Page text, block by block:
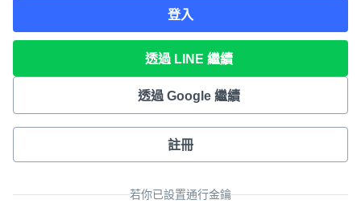
登入
透過 LINE 繼續
透過 Google 繼續
註冊
若你已設置通行金鑰